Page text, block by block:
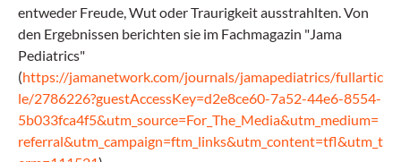
entweder Freude, Wut oder Traurigkeit ausstrahlten. Von
den Ergebnissen berichten sie im Fachmagazin "Jama
Pediatrics"
(https://jamanetwork.com/journals/jamapediatrics/fullartic
le/2786226?guestAccessKey=d2e8ce60-7a52-44e6-8554-
5b033fca4f5&utm_source=For_The_Media&utm_medium=
referral&utm_campaign=ftm_links&utm_content=tfl&utm_t